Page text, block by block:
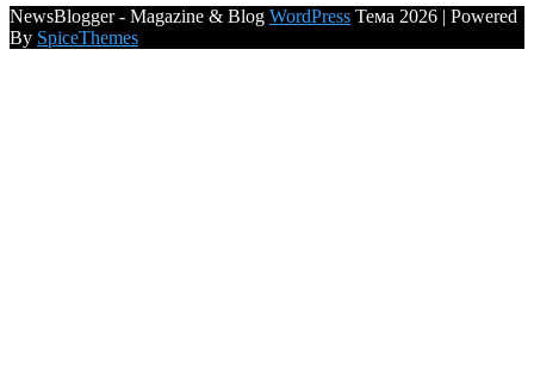
NewsBlogger - Magazine & Blog WordPress Тема 2026 | Powered
By SpiceThemes